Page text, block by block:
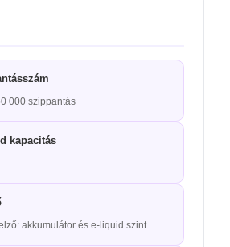
000 szippantás
kapacitás
akkumulátor és e-liquid szint